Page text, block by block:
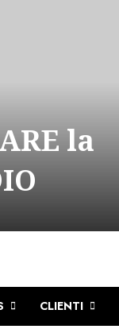
la
CLIENTI